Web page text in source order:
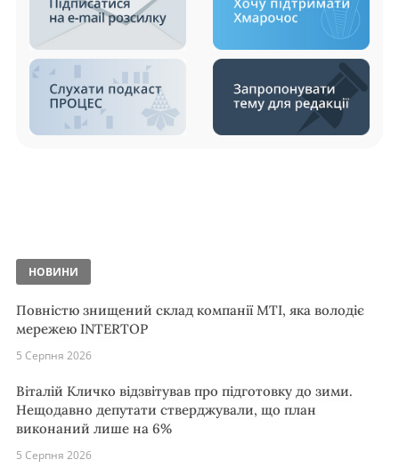
НОВИНИ
Повністю знищений склад компанії MTI, яка володіє
мережею INTERTOP
5 Серпня 2026
Віталій Кличко відзвітував про підготовку до зими.
Нещодавно депутати стверджували, що план
виконаний лише на 6%
5 Серпня 2026